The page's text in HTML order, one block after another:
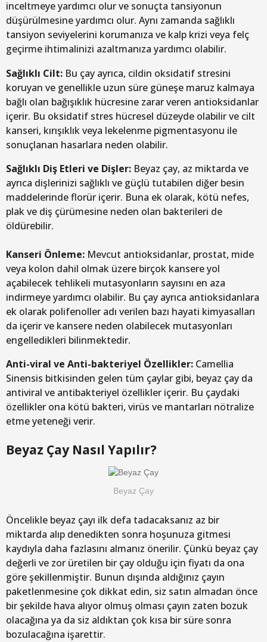
inceltmeye yardımcı olur ve sonuçta tansiyonun
düşürülmesine yardımcı olur. Aynı zamanda sağlıklı
tansiyon seviyelerini korumanıza ve kalp krizi veya felç
geçirme ihtimalinizi azaltmanıza yardımcı olabilir.
Sağlıklı Cilt: Bu çay ayrıca, cildin oksidatif stresini
koruyan ve genellikle uzun süre güneşe maruz kalmaya
bağlı olan bağışıklık hücresine zarar veren antioksidanlar
içerir. Bu oksidatif stres hücresel düzeyde olabilir ve cilt
kanseri, kırışıklık veya lekelenme pigmentasyonu ile
sonuçlanan hasarlara neden olabilir.
Sağlıklı Diş Etleri ve Dişler: Beyaz çay, az miktarda ve
ayrıca dişlerinizi sağlıklı ve güçlü tutabilen diğer besin
maddelerinde florür içerir. Buna ek olarak, kötü nefes,
plak ve diş çürümesine neden olan bakterileri de
öldürebilir.
Kanseri Önleme: Mevcut antioksidanlar, prostat, mide
veya kolon dahil olmak üzere birçok kansere yol
açabilecek tehlikeli mutasyonların sayısını en aza
indirmeye yardımcı olabilir. Bu çay ayrıca antioksidanlara
ek olarak polifenoller adı verilen bazı hayati kimyasalları
da içerir ve kansere neden olabilecek mutasyonları
engelledikleri bilinmektedir.
Anti-viral ve Anti-bakteriyel Özellikler: Camellia
Sinensis bitkisinden gelen tüm çaylar gibi, beyaz çay da
antiviral ve antibakteriyel özellikler içerir. Bu çaydaki
özellikler ona kötü bakteri, virüs ve mantarları nötralize
etme yeteneği verir.
Beyaz Çay Nasıl Yapılır?
Beyaz Çay
Öncelikle beyaz çayı ilk defa tadacaksanız az bir
miktarda alıp denedikten sonra hoşunuza gitmesi
kaydıyla daha fazlasını almanız önerilir. Çünkü beyaz çay
değerli ve zor üretilen bir çay olduğu için fiyatı da ona
göre şekillenmiştir. Bunun dışında aldığınız çayın
paketlenmesine çok dikkat edin, siz satın almadan önce
bir şekilde hava alıyor olmuş olması çayın zaten bozuk
olacağına ya da siz aldıktan çok kısa bir süre sonra
bozulacağına işarettir.